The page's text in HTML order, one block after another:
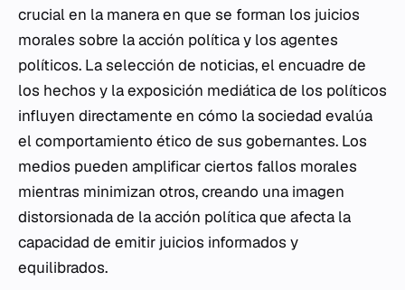
crucial en la manera en que se forman los juicios
morales sobre la acción política y los agentes
políticos. La selección de noticias, el encuadre de
los hechos y la exposición mediática de los políticos
influyen directamente en cómo la sociedad evalúa
el comportamiento ético de sus gobernantes. Los
medios pueden amplificar ciertos fallos morales
mientras minimizan otros, creando una imagen
distorsionada de la acción política que afecta la
capacidad de emitir juicios informados y
equilibrados.